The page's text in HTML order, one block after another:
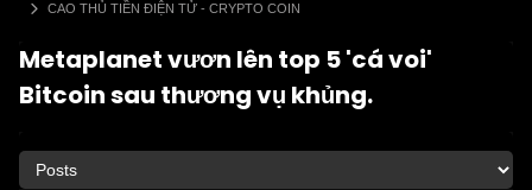
CAO THỦ TIỀN ĐIỆN TỬ - CRYPTO COIN
Metaplanet vươn lên top 5 'cá voi'
Bitcoin sau thương vụ khủng.